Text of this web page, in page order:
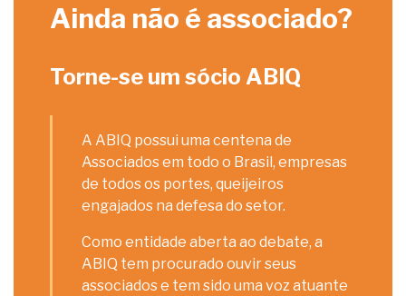
Ainda não é associado?
Torne-se um sócio ABIQ
A ABIQ possui uma centena de
Associados em todo o Brasil, empresas
de todos os portes, queijeiros
engajados na defesa do setor.
Como entidade aberta ao debate, a
ABIQ tem procurado ouvir seus
associados e tem sido uma voz atuante